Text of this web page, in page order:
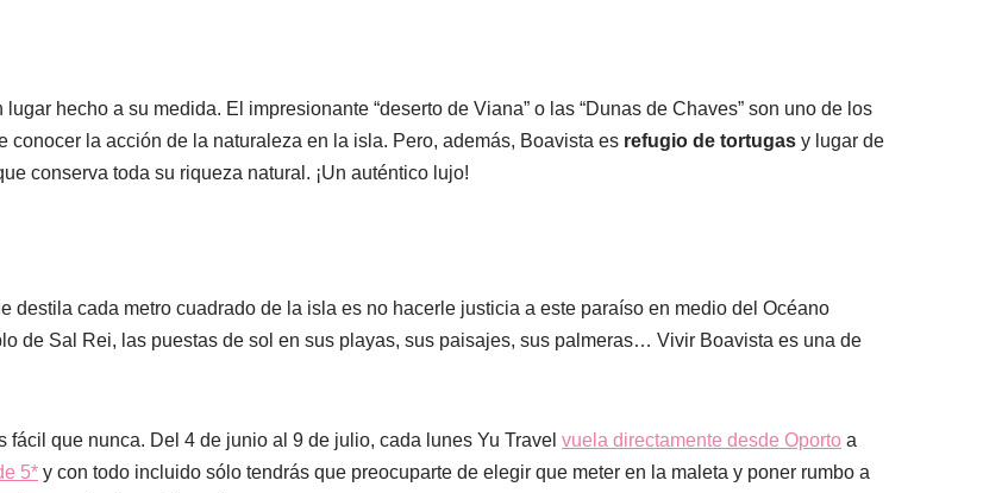
hecho a su medida. El impresionante “deserto de Viana” o las “Dunas de Chaves” son uno de los
la acción de la naturaleza en la isla. Pero, además, Boavista es refugio de tortugas y lugar de
conserva toda su riqueza natural. ¡Un auténtico lujo!
destila cada metro cuadrado de la isla es no hacerle justicia a este paraíso en medio del Océano
de Sal Rei, las puestas de sol en sus playas, sus paisajes, sus palmeras… Vivir Boavista es una de
fácil que nunca. Del 4 de junio al 9 de julio, cada lunes Yu Travel vuela directamente desde Oporto a
5* y con todo incluido sólo tendrás que preocuparte de elegir que meter en la maleta y poner rumbo a